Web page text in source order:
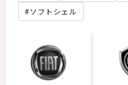
ソフトシェル